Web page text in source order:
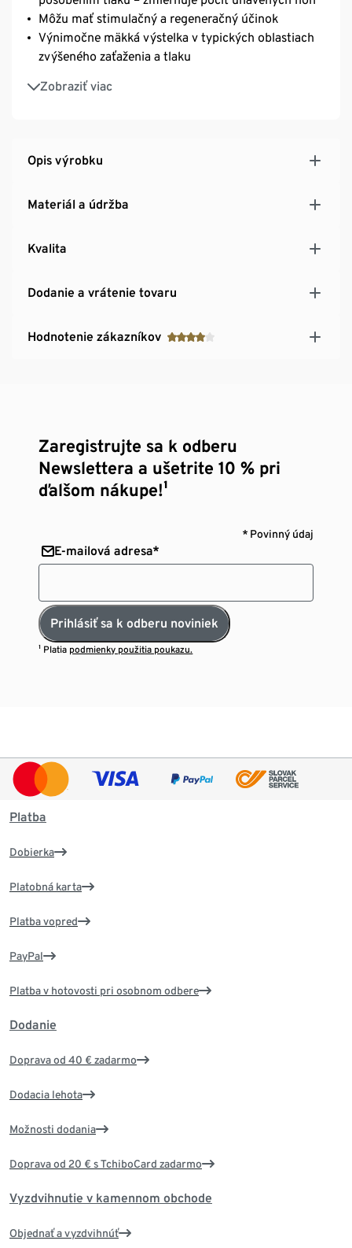
Môžu mať stimulačný a regeneračný účinok
Výnimočne mäkká výstelka v typických oblastiach
zvýšeného zaťaženia a tlaku
Zobraziť viac
Kompresia v oblasti členkov a lýtok
Opis výrobku
Materiál a údržba
Kvalita
Dodanie a vrátenie tovaru
Hodnotenie zákazníkov
Zaregistrujte sa k odberu
Newslettera a ušetrite 10 % pri
ďalšom nákupe!¹
* Povinný údaj
E-mailová adresa*
Prihlásiť sa k odberu noviniek
¹ Platia podmienky použitia poukazu.
Platba
Dobierka
Platobná karta
Platba vopred
PayPal
Platba v hotovosti pri osobnom odbere
Dodanie
Doprava od 40 € zadarmo
Dodacia lehota
Možnosti dodania
Doprava od 20 € s TchiboCard zadarmo
Vyzdvihnutie v kamennom obchode
Objednať a vyzdvihnúť